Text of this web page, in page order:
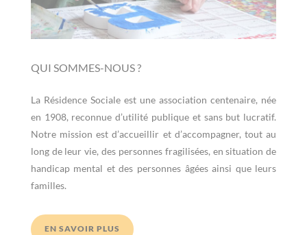
QUI SOMMES-NOUS ?
La Résidence Sociale est une association centenaire, née
en 1908, reconnue d’utilité publique et sans but lucratif.
Notre mission est d’accueillir et d’accompagner, tout au
long de leur vie, des personnes fragilisées, en situation de
handicap mental et des personnes âgées ainsi que leurs
familles.
EN SAVOIR PLUS